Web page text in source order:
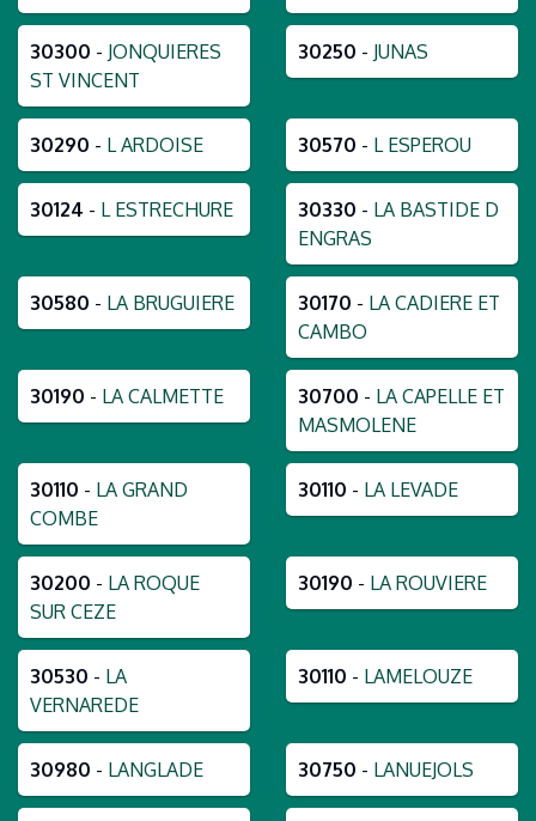
30300 - JONQUIERES
ST VINCENT
30250 - JUNAS
30290 - L ARDOISE 30570 - L ESPEROU
30124 - L ESTRECHURE 30330 - LA BASTIDE D
ENGRAS
30580 - LA BRUGUIERE 30170 - LA CADIERE ET
CAMBO
30190 - LA CALMETTE 30700 - LA CAPELLE ET
MASMOLENE
30110 - LA GRAND
COMBE
30110 - LA LEVADE
30200 - LA ROQUE
SUR CEZE
30190 - LA ROUVIERE
30530 - LA
VERNAREDE
30110 - LAMELOUZE
30980 - LANGLADE 30750 - LANUEJOLS